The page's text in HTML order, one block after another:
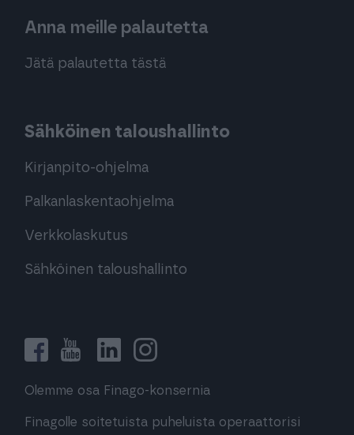
Anna meille palautetta
Jätä palautetta tästä
Sähköinen taloushallinto
Kirjanpito-ohjelma
Palkanlaskentaohjelma
Verkkolaskutus
Sähköinen taloushallinto
Olemme osa Finago-konsernia
Finagolle soitetuista puheluista operaattorisi